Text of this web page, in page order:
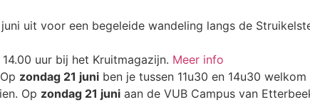
uit voor een begeleide wandeling langs de
uur bij het Kruitmagazijn. Meer info
zondag 21 juni ben je tussen 11u30 en 14u30
Op zondag 21 juni aan de VUB Campus van